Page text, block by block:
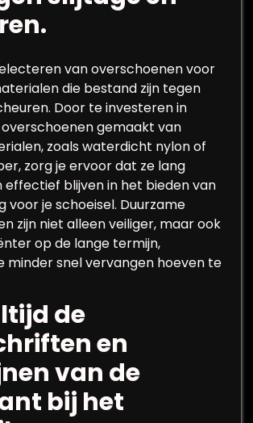
van overschoenen voor
die bestand zijn tegen
Door te investeren in
gemaakt van
zoals waterdicht nylon of
zorg je ervoor dat ze lang
effectief blijven in het bieden van
voor je schoeisel. Duurzame
zijn niet alleen veiliger, maar ook
op de lange termijn,
minder snel vervangen hoeven te
de
en
van de
bij het